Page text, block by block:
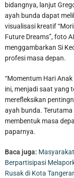
Polisi
Karyawan Bank
bidangnya, lanjut
ayah bunda dapat
visualisasi kreatif
Future Dreams”, foto
menggambarkan Si
profesi masa depan.
“Momentum Hari Anak
ini, menjadi saat yang
merefleksikan
ayah bunda.
membentuk masa
paparnya.
Baca juga:
Berpartisipasi
Rusak di Kota